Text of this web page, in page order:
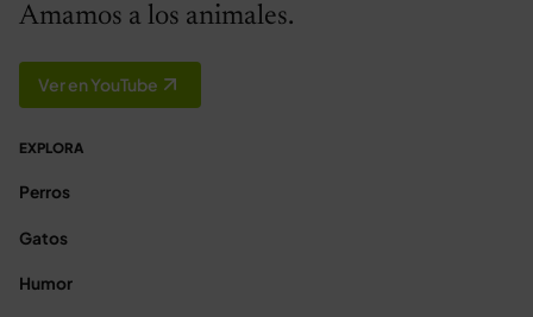
Amamos a los animales.
Ver en YouTube
EXPLORA
Perros
Gatos
Humor